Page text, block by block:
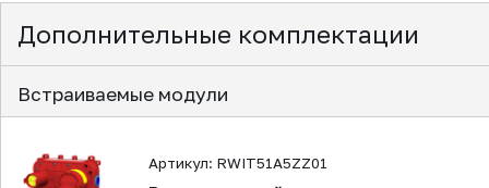
Дополнительные комплектации
Встраиваемые модули
Артикул: RWIT51A5ZZ01